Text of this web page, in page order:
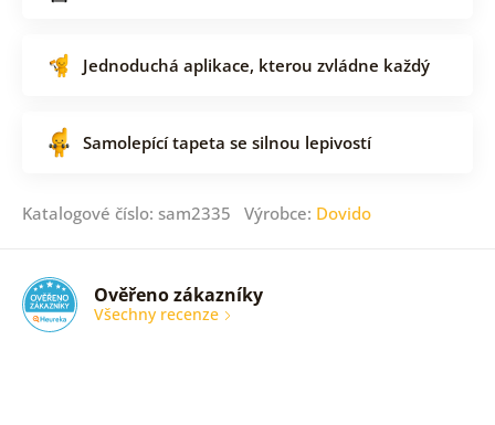
Jednoduchá aplikace, kterou zvládne každý
Samolepící tapeta se silnou lepivostí
Katalogové číslo: sam2335 Výrobce: Dovido
Ověřeno zákazníky
Všechny recenze